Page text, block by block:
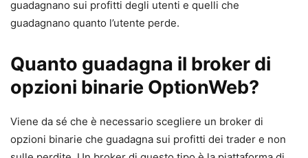
guadagnano sui profitti degli utenti e quelli che
guadagnano quanto l’utente perde.
Quanto guadagna il broker di
opzioni binarie OptionWeb?
Viene da sé che è necessario scegliere un broker di
opzioni binarie che guadagna sui profitti dei trader e non